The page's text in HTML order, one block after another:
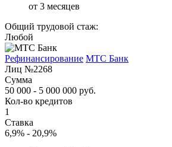
от 3 месяцев
Общий трудовой стаж:
Любой
Рефинансирование МТС Банк
Лиц №2268
Сумма
50 000 - 5 000 000 руб.
Кол-во кредитов
1
Ставка
6,9% - 20,9%